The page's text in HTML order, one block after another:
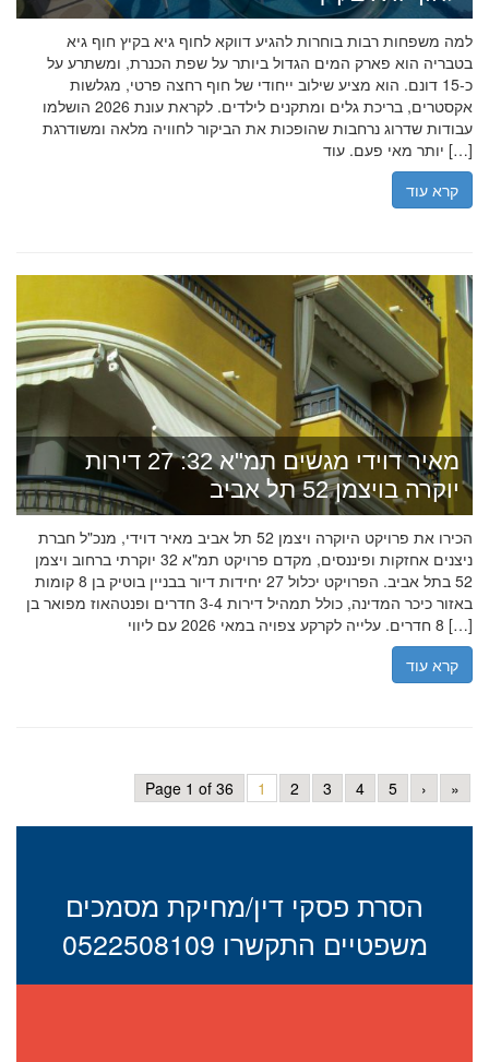
למה משפחות רבות בוחרות להגיע דווקא לחוף גיא בקיץ חוף גיא
בטבריה הוא פארק המים הגדול ביותר על שפת הכנרת, ומשתרע על
כ-15 דונם. הוא מציע שילוב ייחודי של חוף רחצה פרטי, מגלשות
אקסטרים, בריכת גלים ומתקנים לילדים. לקראת עונת 2026 הושלמו
עבודות שדרוג נרחבות שהופכות את הביקור לחוויה מלאה ומשודרגת
יותר מאי פעם. עוד […]
קרא עוד
מאיר דוידי מגשים תמ"א 32: 27 דירות
יוקרה בויצמן 52 תל אביב
הכירו את פרויקט היוקרה ויצמן 52 תל אביב מאיר דוידי, מנכ"ל חברת
ניצנים אחזקות ופיננסים, מקדם פרויקט תמ"א 32 יוקרתי ברחוב ויצמן
52 בתל אביב. הפרויקט יכלול 27 יחידות דיור בבניין בוטיק בן 8 קומות
באזור כיכר המדינה, כולל תמהיל דירות 3-4 חדרים ופנטהאוז מפואר בן
8 חדרים. עלייה לקרקע צפויה במאי 2026 עם ליווי […]
קרא עוד
Page 1 of 36 1 2 3 4 5 › »
הסרת פסקי דין/מחיקת מסמכים
משפטיים התקשרו 0522508109